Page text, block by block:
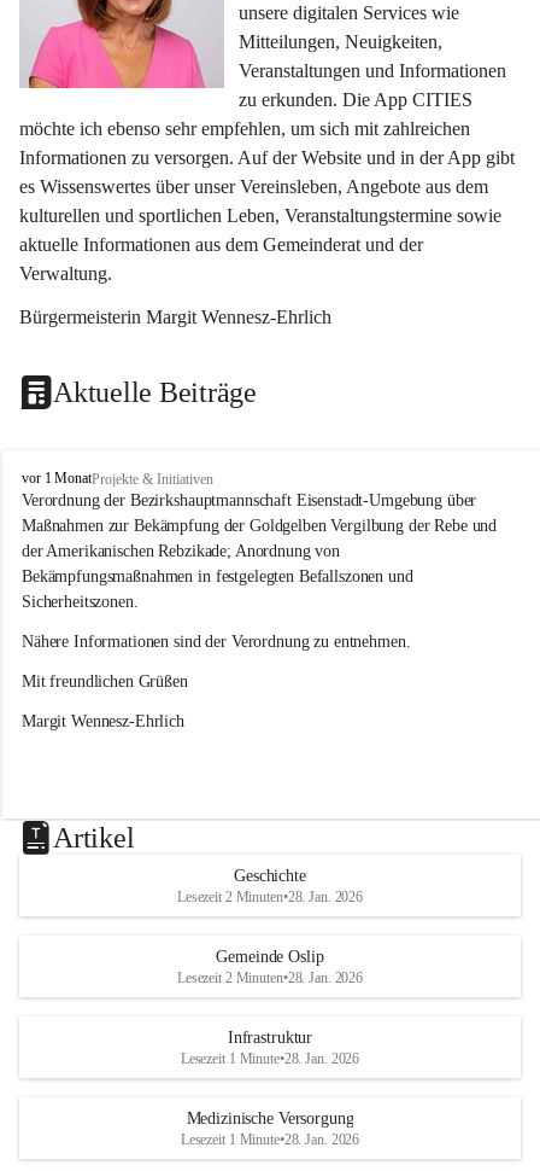
unsere digitalen Services wie
Mitteilungen, Neuigkeiten,
Veranstaltungen und Informationen
zu erkunden. Die App CITIES
möchte ich ebenso sehr empfehlen, um sich mit zahlreichen
Informationen zu versorgen. Auf der Website und in der App gibt
es Wissenswertes über unser Vereinsleben, Angebote aus dem
kulturellen und sportlichen Leben, Veranstaltungstermine sowie
aktuelle Informationen aus dem Gemeinderat und der
Verwaltung.
Bürgermeisterin Margit Wennesz-Ehrlich
Aktuelle Beiträge
O
s
l
i
p
vor 1 MonatProjekte & Initiativen
Verordnung der Bezirkshauptmannschaft Eisenstadt-Umgebung über
Maßnahmen zur Bekämpfung der Goldgelben Vergilbung der Rebe und
der Amerikanischen Rebzikade; Anordnung von
Bekämpfungsmaßnahmen in festgelegten Befallszonen und
Sicherheitszonen.
Nähere Informationen sind der Verordnung zu entnehmen.
Mit freundlichen Grüßen
Margit Wennesz-Ehrlich
Artikel
Geschichte
Lesezeit 2 Minuten•28. Jan. 2026
Gemeinde Oslip
Lesezeit 2 Minuten•28. Jan. 2026
Infrastruktur
Lesezeit 1 Minute•28. Jan. 2026
Medizinische Versorgung
Lesezeit 1 Minute•28. Jan. 2026